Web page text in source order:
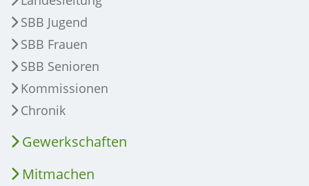
SBB Jugend
SBB Frauen
SBB Senioren
Kommissionen
Chronik
Gewerkschaften
Mitmachen